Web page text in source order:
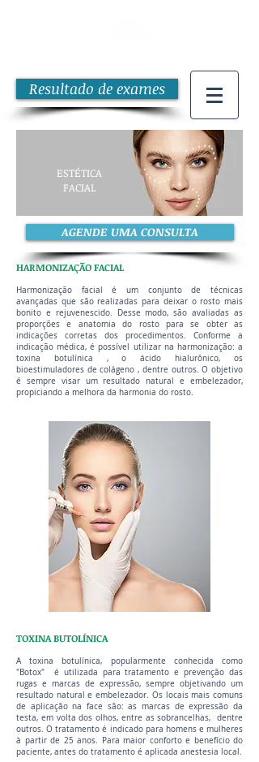
Resultado de exames
ESTÉTICA
FACIAL
AGENDE UMA CONSULTA
HARMONIZAÇÃO FACIAL
Harmonização facial é um conjunto de técnicas
avançadas que são realizadas para deixar o rosto mais
bonito e rejuvenescido. Desse modo, são avaliadas as
proporções e anatomia do rosto para se obter as
indicações corretas dos procedimentos. Conforme a
indicação médica, é possível utilizar na harmonização: a
toxina botulínica , o ácido hialurônico, os
bioestimuladores de colágeno , dentre outros. O objetivo
é sempre visar um resultado natural e embelezador,
propiciando a melhora da harmonia do rosto.
TOXINA BUTOLÍNICA
A toxina botulínica, popularmente conhecida como
"Botox" é utilizada para tratamento e prevenção das
rugas e marcas de expressão, sempre objetivando um
resultado natural e embelezador. Os locais mais comuns
de aplicação na face são: as marcas de expressão da
testa, em volta dos olhos, entre as sobrancelhas, dentre
outros. O tratamento é indicado para homens e mulheres
à partir de 25 anos. Para maior conforto e benefício do
paciente, antes do tratamento é aplicada anestesia local.